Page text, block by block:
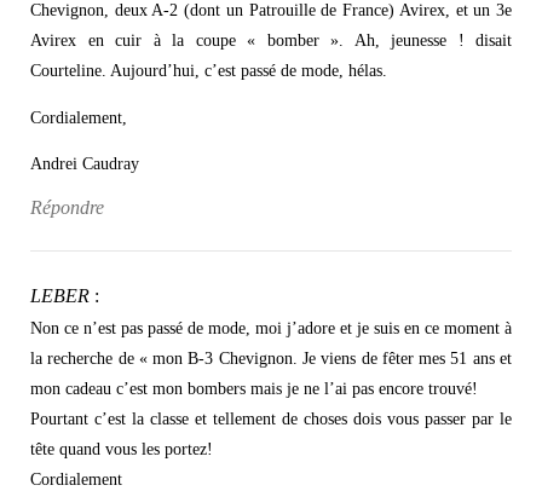
Chevignon, deux A-2 (dont un Patrouille de France) Avirex, et un 3e
Avirex en cuir à la coupe « bomber ». Ah, jeunesse ! disait
Courteline. Aujourd’hui, c’est passé de mode, hélas.
Cordialement,
Andrei Caudray
Répondre
LEBER :
Non ce n’est pas passé de mode, moi j’adore et je suis en ce moment à
la recherche de « mon B-3 Chevignon. Je viens de fêter mes 51 ans et
mon cadeau c’est mon bombers mais je ne l’ai pas encore trouvé!
Pourtant c’est la classe et tellement de choses dois vous passer par le
tête quand vous les portez!
Cordialement